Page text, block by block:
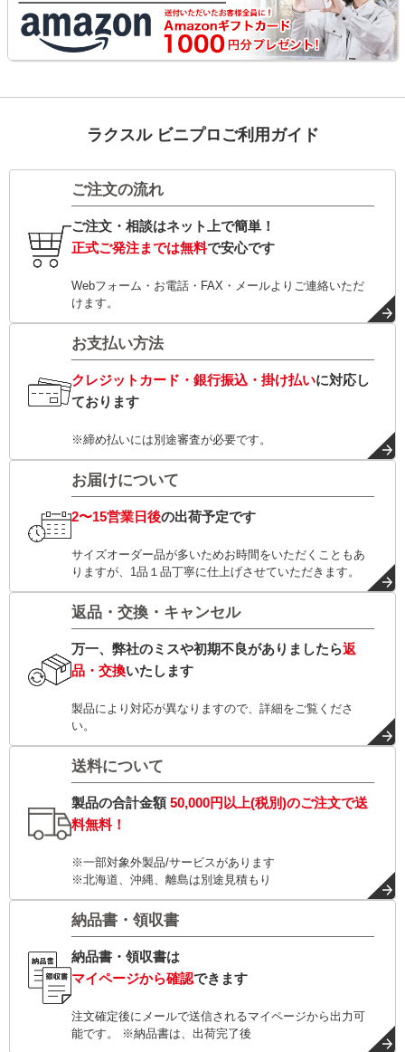
ラクスル ビニプロご利用ガイド
ご注文の流れ
ご注文・相談はネット上で簡単！
正式ご発注までは無料で安心です
Webフォーム・お電話・FAX・メールよりご連絡いただ
けます。
お支払い方法
クレジットカード・銀行振込・掛け払いに対応し
ております
※締め払いには別途審査が必要です。
お届けについて
2〜15営業日後の出荷予定です
サイズオーダー品が多いためお時間をいただくこともあ
りますが、1品１品丁寧に仕上げさせていただきます。
返品・交換・キャンセル
万一、弊社のミスや初期不良がありましたら返
品・交換いたします
製品により対応が異なりますので、詳細をご覧くださ
い。
送料について
製品の合計金額50,000円以上(税別)のご注文で送
料無料！
※一部対象外製品/サービスがあります
※北海道、沖縄、離島は別途見積もり
納品書・領収書
納品書・領収書は
マイページから確認できます
注文確定後にメールで送信されるマイページから出力可
能です。 ※納品書は、出荷完了後